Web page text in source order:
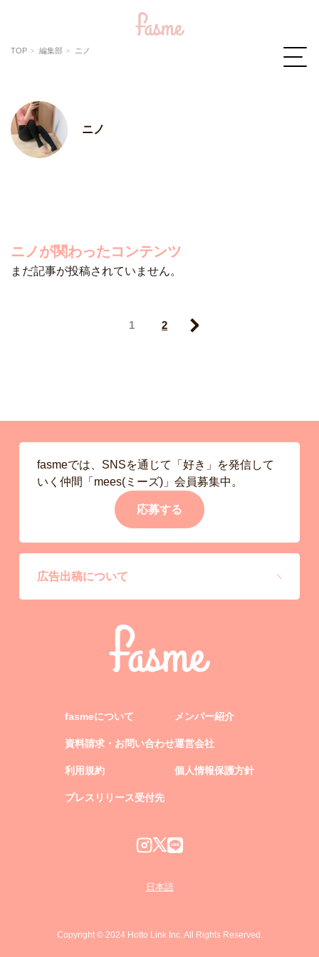
TOP 編集部 ニノ
ニノ
ニノが関わったコンテンツ
まだ記事が投稿されていません。
1 2
fasmeでは、SNSを通じて「好き」を発信して
いく仲間「mees(ミーズ)」会員募集中。
応募する
広告出稿について
fasmeについて
資料請求・お問い合わせ
利用規約
プレスリリース受付先
メンバー紹介
運営会社
個人情報保護方針
日本語
Copyright © 2024 Hotto Link Inc. All Rights Reserved.